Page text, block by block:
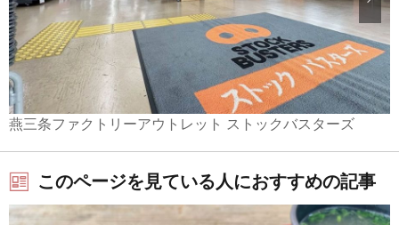
燕三条ファクトリーアウトレット ストックバスターズ
このページを見ている人におすすめの記事